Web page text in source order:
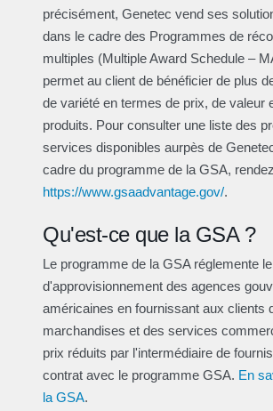
précisément, Genetec vend ses
dans le cadre des Programmes de
multiples (Multiple Award Schedule –
permet au client de bénéficier de plus
de variété en termes de prix, de valeur
produits. Pour consulter une liste des
services disponibles aurpès de
cadre du programme de la GSA,
https://www.gsaadvantage.gov/.
Qu'est-ce que la GSA ?
Le programme de la GSA réglemente
d'approvisionnement des agences
américaines en fournissant aux clients
marchandises et des services
prix réduits par l'intermédiaire de
contrat avec le programme GSA. En
la GSA.